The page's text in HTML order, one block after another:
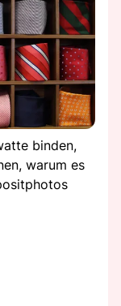
binden,
warum es